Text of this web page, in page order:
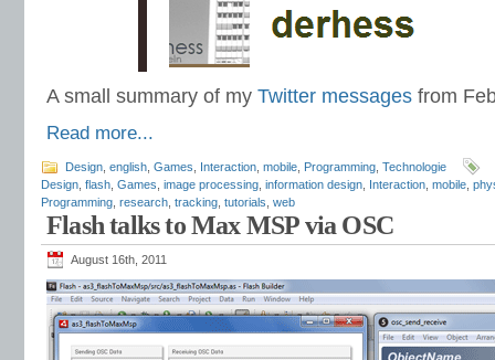
A small summary of my Twitter messages from
Read more...
Design english Games Interaction mobile Programming Technologie
Design flash Games image processing information design Interaction mobile
Programming research tracking tutorials web
Flash talks to Max MSP via OSC
August 16th, 2011